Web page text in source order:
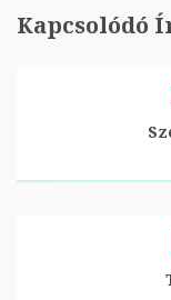
Kapcsolódó